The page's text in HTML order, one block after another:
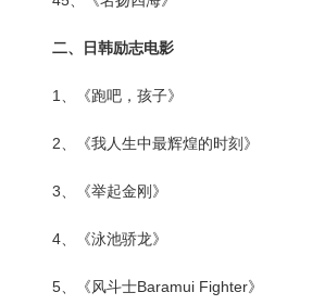
二、日韩励志电影
1、《跑吧，孩子》
2、《我人生中最辉煌的时刻》
3、《举起金刚》
4、《泳池骄龙》
5、《风斗士Baramui Fighter》